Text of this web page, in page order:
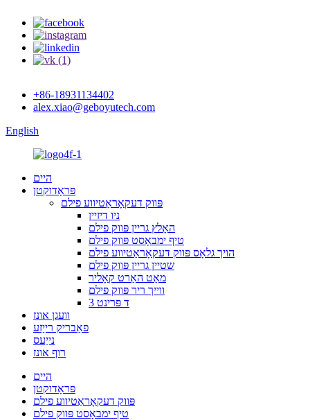
+86-18931134402
alex.xiao@geboyutech.com
English
היים
פּראָדוקטן
פּווק דעקאָראַטיווע פילם
ניו דיזיין
האָלץ גריין פּווק פילם
טיף ימבאָסט פּווק פילם
הויך גלאָס פּווק דעקאָראַטיווע פילם
שטיין גריין פּווק פילם
מאַט האַרט קאָליר
ווייך ריר פּווק פילם
3 ד פּרינט
וועגן אונז
פאַבריק רייַזע
נייַעס
רוף אונז
היים
פּראָדוקטן
פּווק דעקאָראַטיווע פילם
טיף ימבאָסט פּווק פילם